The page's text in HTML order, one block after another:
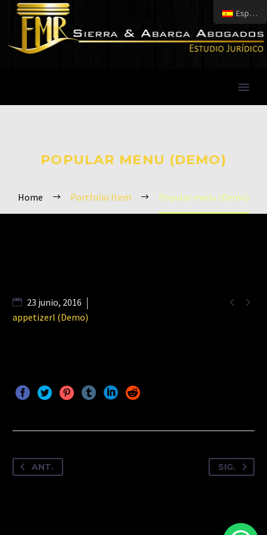
POPULAR MENU (DEMO)
Home Portfolio Item Popular menu (Demo)
 
23 junio, 2016
appetizerl (Demo)
ANT. SIG.
Español